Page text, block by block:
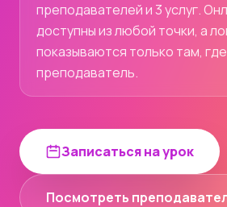
преподавателей и 3 услуг.
доступны из любой точки, а
показываются только там,
преподаватель.
Записаться на урок
Посмотреть